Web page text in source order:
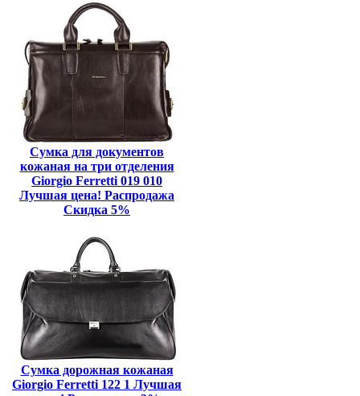
Сумка для документов
кожаная на три отделения
Giorgio Ferretti 019 010
Лучшая цена! Распродажа
Скидка 5%
Сумка дорожная кожаная
Giorgio Ferretti 122 1 Лучшая